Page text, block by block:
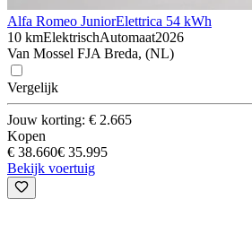
Alfa Romeo JuniorElettrica 54 kWh
10 kmElektrischAutomaat2026
Van Mossel FJA Breda, (NL)
Vergelijk
Jouw korting: € 2.665
Kopen
€ 38.660€ 35.995
Bekijk voertuig